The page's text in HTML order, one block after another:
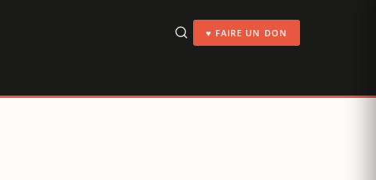
♥ FAIRE UN DON